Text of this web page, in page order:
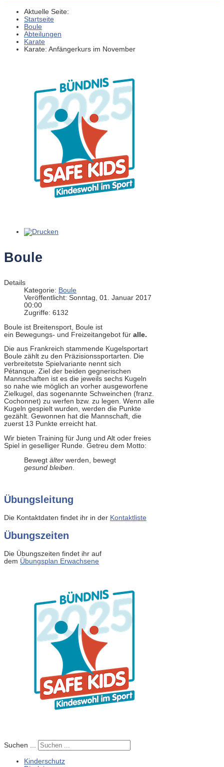
Aktuelle Seite:
Startseite
Boule
Abteilungen
Karate
Karate: Anfängerkurs im November
Boule
Details
Kategorie: Boule
Veröffentlicht: Sonntag, 01. Januar 2017
00:00
Zugriffe: 6132
Boule ist Breitensport, Boule ist
ein Bewegungs- und Freizeitangebot für alle.
Die aus Frankreich stammende Kugelsportart
Boule zählt zu den Präzisionssportarten. Die
verbreitetste Spielvariante nennt sich
Pétanque. Ziel der beiden gegnerischen
Mannschaften ist es die jeweils sechs Kugeln
so nahe wie möglich an vorher ausgeworfene
Zielkugel, das sogenannte Schweinchen (franz.
Cochonnet) zu werfen bzw. zu legen. Wenn alle
Kugeln gespielt wurden, werden die Punkte
gezählt. Gewonnen hat die Mannschaft, die
zuerst 13 Punkte erreicht hat.
Wir bieten Training für Jung und Alt oder freies
Spiel in geselliger Runde. Getreu dem Motto:
Bewegt älter werden, bewegt
gesund bleiben
Übungsleitung
Die Kontaktdaten findet ihr in der Kontaktliste
Übungszeiten
Die Übungszeiten findet ihr auf
dem Übungsplan Erwachsene
Suchen ...
Kinderschutz